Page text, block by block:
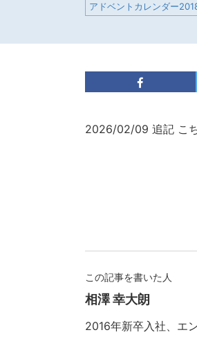
アドベントカレンダー
2026/02/09 追記 こち
この記事を書いた人
相澤 幸大朗
2016年新卒入社、エ